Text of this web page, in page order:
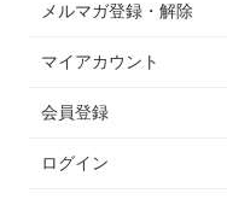
メルマガ登録・解除
マイアカウント
会員登録
ログイン